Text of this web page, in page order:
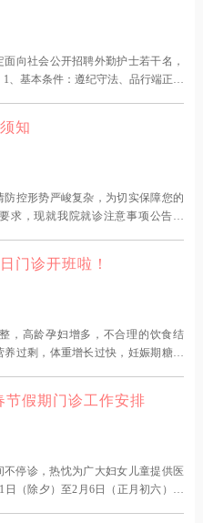
向社会公开招聘外勤护士若干名，
基本条件：遵纪守法、品行端正、
端庄，
知
控形势严峻复杂，为切实保障您的
求，现就我院就诊注意事项公告如
”；（3）本人或家属与新冠确诊患
社区/疾控电话或短信通
门诊开班啦！
，高龄孕妇增多，不合理的饮食结
过剩，体重增长过快，妊娠期糖尿
健院糖尿病一日门诊帮助孕产妇做
、食谱分析、食物搭配
节假期门诊工作安排
停诊，热忱为广大妇女儿童提供医
（除夕）至2月6日（正月初六），